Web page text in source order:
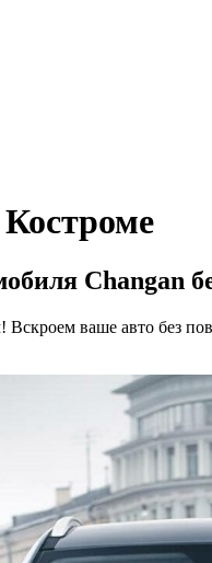
Changan
Вскроем ваше авто без